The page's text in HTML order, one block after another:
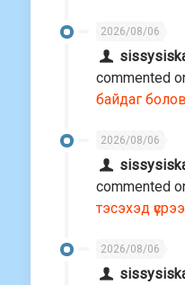
2026/08/06
commented
байдаг
2026/08/06
commented
тэсэхэд
2026/08/06